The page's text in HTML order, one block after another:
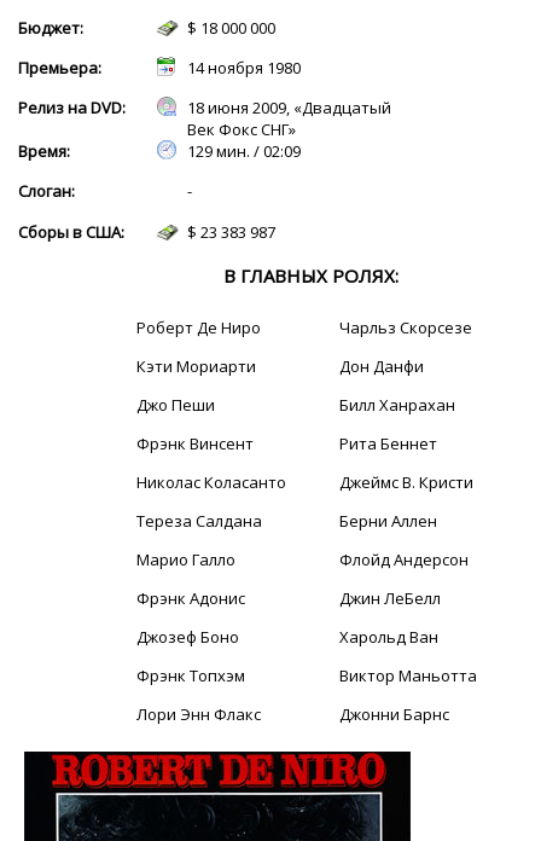
Бюджет:
$ 18 000 000
Премьера:
14 ноября 1980
Релиз на DVD:
18 июня 2009, «Двадцатый
Век Фокс СНГ»
Время:
129 мин. / 02:09
Слоган:
-
Сборы в США:
$ 23 383 987
В ГЛАВНЫХ РОЛЯХ:
Роберт Де Ниро
Кэти Мориарти
Джо Пеши
Фрэнк Винсент
Николас Коласанто
Тереза Салдана
Марио Галло
Фрэнк Адонис
Джозеф Боно
Фрэнк Топхэм
Лори Энн Флакс
Чарльз Скорсезе
Дон Данфи
Билл Ханрахан
Рита Беннет
Джеймс В. Кристи
Берни Аллен
Флойд Андерсон
Джин ЛеБелл
Харольд Ван
Виктор Маньотта
Джонни Барнс